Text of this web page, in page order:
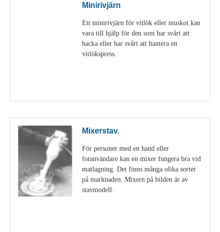
Minirivjärn
Ett minirivjärn för vitlök eller muskot kan
vara till hjälp för den som har svårt att
hacka eller har svårt att hantera en
vitlökspress.
Mixerstav.
För personer med en hand eller
fotanvändare kan en mixer fungera bra vid
matlagning. Det finns många olika sorter
på marknaden. Mixern på bilden är av
stavmodell.